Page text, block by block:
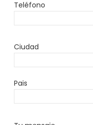
Teléfono
Ciudad
Pais